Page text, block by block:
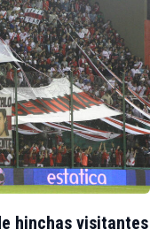
hinchas visitantes